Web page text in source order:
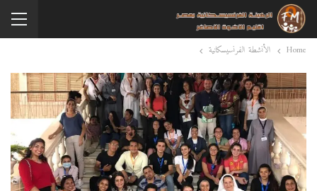
Home الأنشطة الفرنسيسكانية